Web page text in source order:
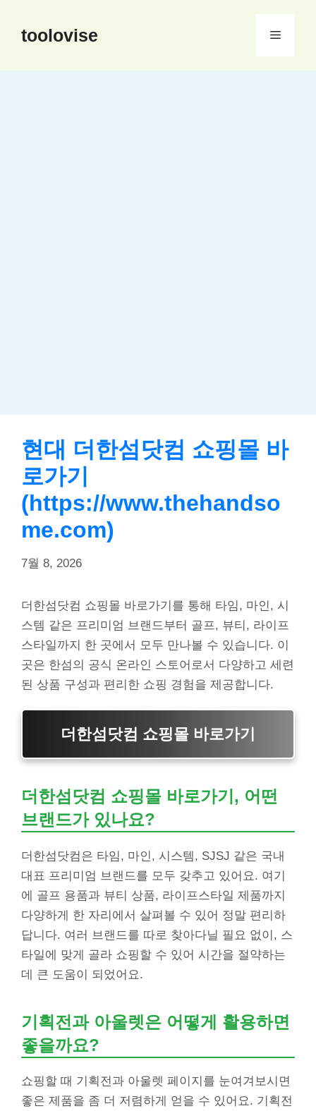
toolovise 메
현대 더한섬닷컴 쇼핑몰 바
로가기
(https://www.thehandso
me.com)
7월 8, 2026
더한섬닷컴 쇼핑몰 바로가기를 통해 타임, 마인, 시
스템 같은 프리미엄 브랜드부터 골프, 뷰티, 라이프
스타일까지 한 곳에서 모두 만나볼 수 있습니다. 이
곳은 한섬의 공식 온라인 스토어로서 다양하고 세련
된 상품 구성과 편리한 쇼핑 경험을 제공합니다.
더한섬닷컴 쇼핑몰 바로가기
더한섬닷컴 쇼핑몰 바로가기, 어떤
브랜드가 있나요?
더한섬닷컴은 타임, 마인, 시스템, SJSJ 같은 국내
대표 프리미엄 브랜드를 모두 갖추고 있어요. 여기
에 골프 용품과 뷰티 상품, 라이프스타일 제품까지
다양하게 한 자리에서 살펴볼 수 있어 정말 편리하
답니다. 여러 브랜드를 따로 찾아다닐 필요 없이, 스
타일에 맞게 골라 쇼핑할 수 있어 시간을 절약하는
데 큰 도움이 되었어요.
기획전과 아울렛은 어떻게 활용하면
좋을까요?
쇼핑할 때 기획전과 아울렛 페이지를 눈여겨보시면
좋은 제품을 좀 더 저렴하게 얻을 수 있어요. 기획전